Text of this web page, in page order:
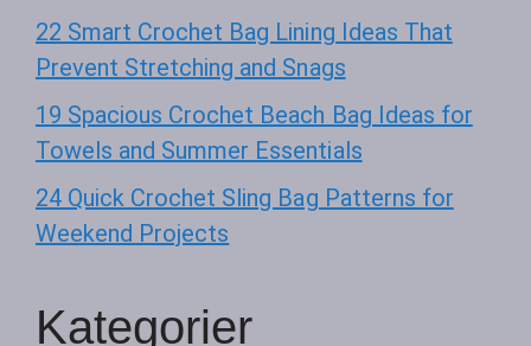
22 Smart Crochet Bag Lining Ideas That
Prevent Stretching and Snags
19 Spacious Crochet Beach Bag Ideas for
Towels and Summer Essentials
24 Quick Crochet Sling Bag Patterns for
Weekend Projects
Kategorier